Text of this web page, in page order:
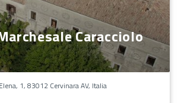
Caracciolo
1, 83012 Cervinara AV, Italia